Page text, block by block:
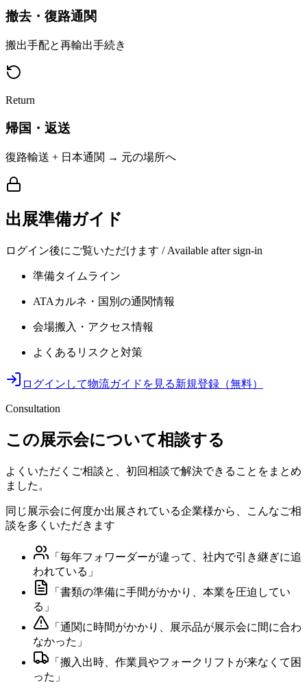
撤去・復路通関
搬出手配と再輸出手続き
Return
帰国・返送
復路輸送 + 日本通関 → 元の場所へ
出展準備ガイド
ログイン後にご覧いただけます / Available after sign-in
準備タイムライン
ATAカルネ・国別の通関情報
会場搬入・アクセス情報
よくあるリスクと対策
ログインして物流ガイドを見る新規登録（無料）
Consultation
この展示会について相談する
よくいただくご相談と、初回相談で解決できることをまとめ
ました。
同じ展示会に何度か出展されている企業様から、こんなご相
談を多くいただきます
「 毎年フォワーダーが違って、社内で引き継ぎに追
われている 」
「 書類の準備に手間がかかり、本業を圧迫してい
る 」
「 通関に時間がかかり、展示品が展示会に間に合わ
なかった 」
「 搬入出時、作業員やフォークリフトが来なくて困
った 」